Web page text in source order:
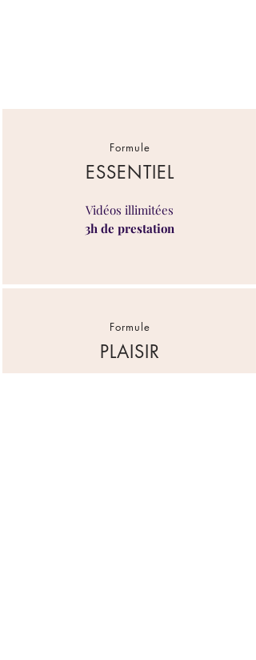
Formule
ESSENTIEL
Vidéos illimitées
3h de prestation
Formule
PLAISIR